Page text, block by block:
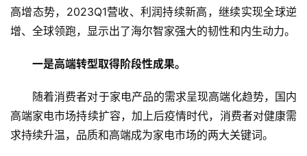
高增态势，2023Q1营收、利润持续新高，继续实现全球逆
增、全球领跑，显示出了海尔智家强大的韧性和内生动力。
一是高端转型取得阶段性成果。
随着消费者对于家电产品的需求呈现高端化趋势，国内
高端家电市场持续扩容，加上后疫情时代，消费者对健康需
求持续升温，品质和高端成为家电市场的两大关键词。